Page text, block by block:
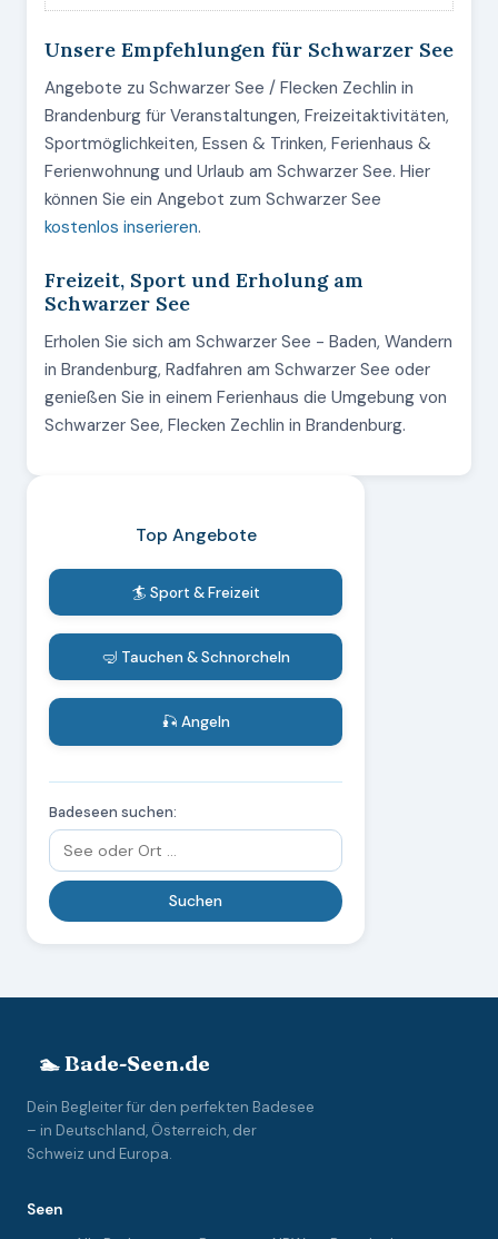
Unsere Empfehlungen für Schwarzer See
Angebote zu Schwarzer See / Flecken Zechlin in
Brandenburg für Veranstaltungen, Freizeitaktivitäten,
Sportmöglichkeiten, Essen & Trinken, Ferienhaus &
Ferienwohnung und Urlaub am Schwarzer See. Hier
können Sie ein Angebot zum Schwarzer See
kostenlos inserieren.
Freizeit, Sport und Erholung am
Schwarzer See
Erholen Sie sich am Schwarzer See - Baden, Wandern
in Brandenburg, Radfahren am Schwarzer See oder
genießen Sie in einem Ferienhaus die Umgebung von
Schwarzer See, Flecken Zechlin in Brandenburg.
Top Angebote
🏄 Sport & Freizeit
🤿 Tauchen & Schnorcheln
🎣 Angeln
Badeseen suchen:
🏊 Bade-Seen.de
Dein Begleiter für den perfekten Badesee
– in Deutschland, Österreich, der
Schweiz und Europa.
Seen